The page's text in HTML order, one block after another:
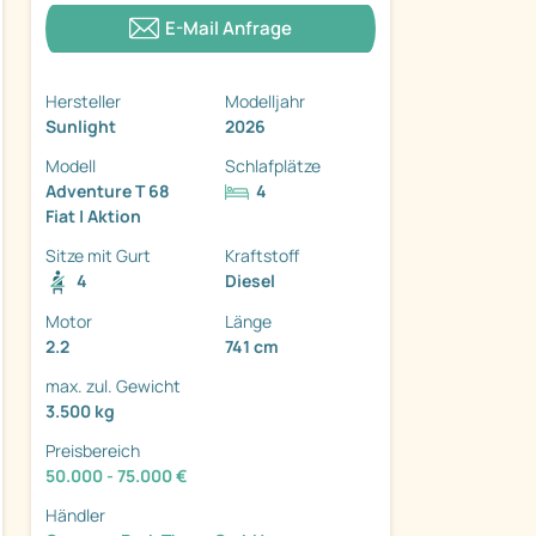
E-Mail Anfrage
Hersteller
Sunlight
Modelljahr
2026
Modell
Adventure T 68
Fiat | Aktion
Schlafplätze
4
Sitze mit Gurt
4
Kraftstoff
Diesel
Motor
2.2
Länge
741 cm
max. zul. Gewicht
3.500 kg
Preisbereich
50.000 - 75.000 €
Händler